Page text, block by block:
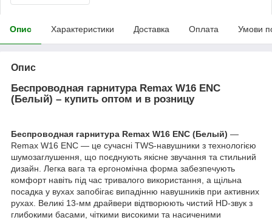
Опис Характеристики Доставка Оплата Умови
Опис
Беспроводная гарнитура Remax W16 ENC
(Белый) – купить оптом и в розницу
Беспроводная гарнитура Remax W16 ENC (Белый) —
Remax W16 ENC — це сучасні TWS-навушники з технологією
шумозаглушення, що поєднують якісне звучання та стильний
дизайн. Легка вага та ергономічна форма забезпечують
комфорт навіть під час тривалого використання, а щільна
посадка у вухах запобігає випадінню навушників при активних
рухах. Великі 13-мм драйвери відтворюють чистий HD-звук з
глибокими басами, чіткими високими та насиченими